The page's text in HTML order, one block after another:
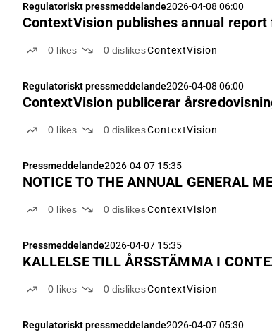
Regulatoriskt pressmeddelande2026-04-08 06:00
ContextVision publishes annual
0 likes 0 dislikesContextVision
Regulatoriskt pressmeddelande2026-04-08 06:00
ContextVision publicerar
0 likes 0 dislikesContextVision
Pressmeddelande2026-04-07 15:35
NOTICE TO THE ANNUAL GENERAL
0 likes 0 dislikesContextVision
Pressmeddelande2026-04-07 15:35
KALLELSE TILL ÅRSSTÄMMA I
0 likes 0 dislikesContextVision
Regulatoriskt pressmeddelande2026-04-07 05:30